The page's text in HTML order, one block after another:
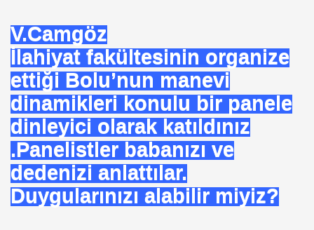
V.Camgöz
İlahiyat fakültesinin organize
ettiği Bolu’nun manevi
dinamikleri konulu bir panele
dinleyici olarak katıldınız
.Panelistler babanızı ve
dedenizi anlattılar.
Duygularınızı alabilir miyiz?
ETTİ
SIRA REÇEPTE
İŞE BAŞLAMAK